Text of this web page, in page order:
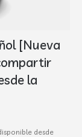
[Nueva
la
desde